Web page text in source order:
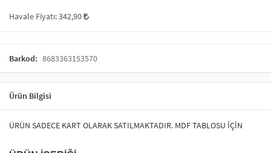
Havale Fiyatı:342,90
Barkod: 8683363153570
Ürün Bilgisi
ÜRÜN SADECE KART OLARAK SATILMAKTADIR. MDF TABLOSU İÇİN